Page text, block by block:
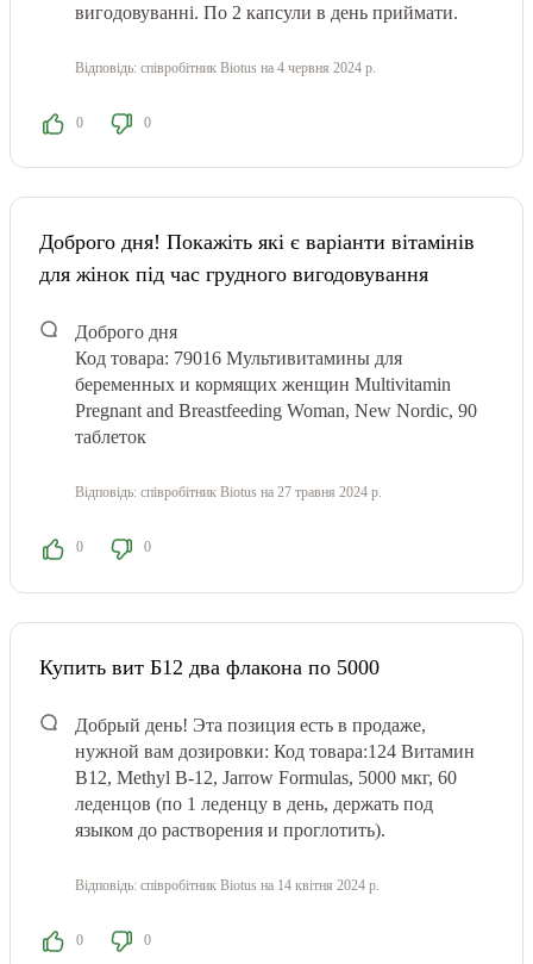
вигодовуванні. По 2 капсули в день приймати.
Відповідь: співробітник Biotus на 4 червня 2024 р.
0 0
Доброго дня! Покажіть які є варіанти вітамінів
для жінок під час грудного вигодовування
Доброго дня
Код товара: 79016 Мультивитамины для
беременных и кормящих женщин Multivitamin
Pregnant and Breastfeeding Woman, New Nordic, 90
таблеток
Відповідь: співробітник Biotus на 27 травня 2024 р.
0 0
Купить вит Б12 два флакона по 5000
Добрый день! Эта позиция есть в продаже,
нужной вам дозировки: Код товара:124 Витамин
В12, Methyl B-12, Jarrow Formulas, 5000 мкг, 60
леденцов (по 1 леденцу в день, держать под
языком до растворения и проглотить).
Відповідь: співробітник Biotus на 14 квітня 2024 р.
0 0